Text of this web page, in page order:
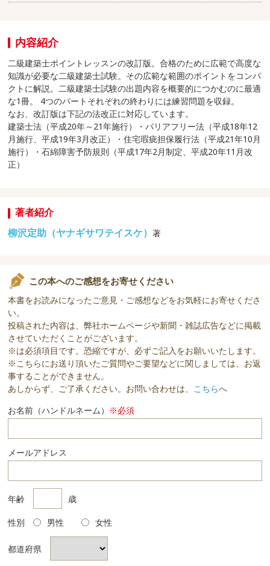
内容紹介
二級建築士ポイントレッスンの改訂版。合格のために広範で高度な
知識が必要な二級建築士試験。その広範な範囲のポイントをコンパ
クトに解説。二級建築士試験の出題内容を概要的につかむのに最適
な1冊。 4つのパートそれぞれの終わりには練習問題を収録。
なお、改訂版は下記の法改正に対応しています。
建築士法（平成20年～21年施行）・バリアフリー法（平成18年12
月施行、平成19年3月改正）・住宅瑕疵担保履行法（平成21年10月
施行）・石綿障害予防規則（平成17年2月制定、平成20年11月改
正）
著者紹介
柳沢定助（ヤナギサワテイスケ）著
この本へのご感想をお寄せください
本書をお読みになったご意見・ご感想などをお気軽にお寄せくださ
い。
投稿された内容は、弊社ホームページや新聞・雑誌広告などに掲載
させていただくことがございます。
※は必須項目です。恐縮ですが、必ずご記入をお願いいたします。
※こちらにお送り頂いたご質問やご要望などに関しましては、お返
事することができません。
あしからず、ご了承ください。お問い合わせは、 こちらへ
お名前（ハンドルネーム） ※必須
メールアドレス
年齢 歳
性別 男性 女性
都道府県